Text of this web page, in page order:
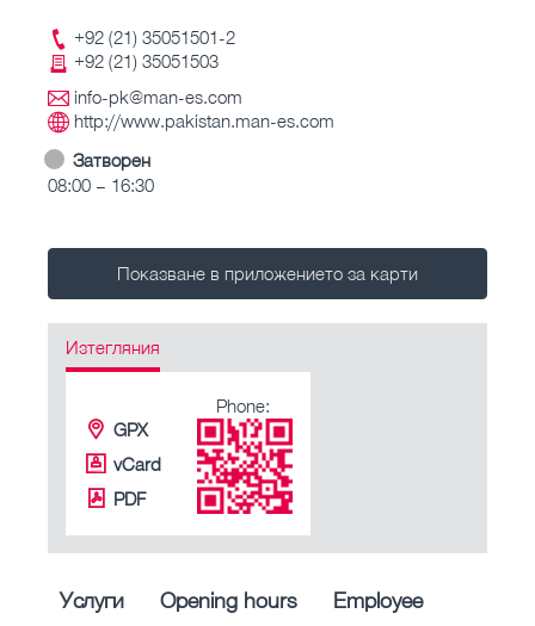
+92 (21) 35051501-2
+92 (21) 35051503
info-pk@man-es.com
http://www.pakistan.man-es.com
Затворен
08:00 – 16:30
Показване в приложението за карти
Изтегляния
GPX
vCard
PDF
Phone:
Услуги Opening hours Employee